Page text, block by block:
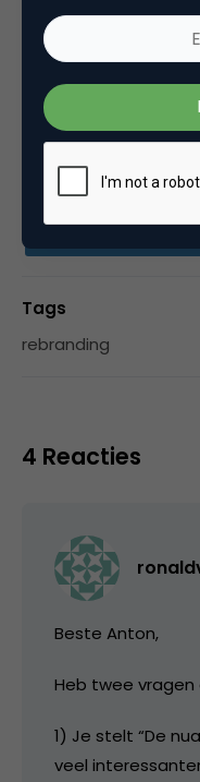
in een bedrijf
ontwikkelen omdat
Categorie
Tags
rebranding
4 Reacties
Beste Anton,
Heb twee
1) Je stelt “De
veel